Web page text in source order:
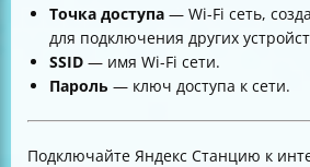
Точка доступа — Wi-Fi сеть,
для подключения других
SSID — имя Wi-Fi сети.
Пароль — ключ доступа к сети.
Подключайте Яндекс Станцию к